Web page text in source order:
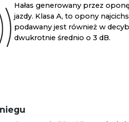
Hałas generowany przez
jazdy. Klasa A, to opony
podawany jest również w
dwukrotnie średnio o 3 dB.